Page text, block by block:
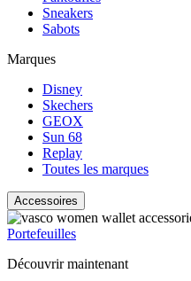
Sneakers
Sabots
Marques
Disney
Skechers
GEOX
Sun 68
Replay
Toutes les marques
Accessoires
Portefeuilles
Découvrir maintenant